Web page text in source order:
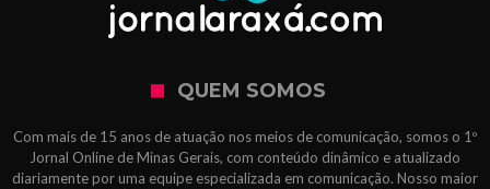
QUEM SOMOS
Com mais de 15 anos de atuação nos meios de comunicação, somos o 1º
Jornal Online de Minas Gerais, com conteúdo dinâmico e atualizado
diariamente por uma equipe especializada em comunicação. Nosso maior